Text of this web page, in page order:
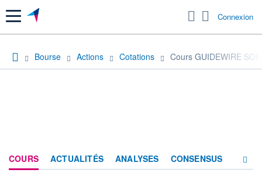
Menu Connexion
Bourse Actions Cotations Cours GUIDEWIRE
COURS ACTUALITÉS ANALYSES CONSENSUS